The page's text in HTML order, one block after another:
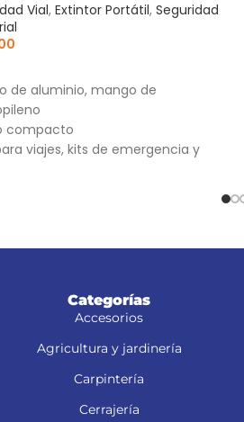
Vial, Extintor Portátil, Seguridad
de aluminio, mango de
compacto
viajes, kits de emergencia y
Categorías
Accesorios
Agricultura y jardinería
Carpintería
Cerrajería